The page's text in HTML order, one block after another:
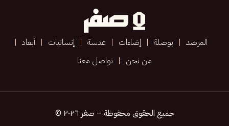
المرصد بوصلة إضاءات عدسة إنسانيات
أبعاد
من نحن
تواصل معنا
جميع الحقوق محفوظة – صفر ٢٠٢٦ ©